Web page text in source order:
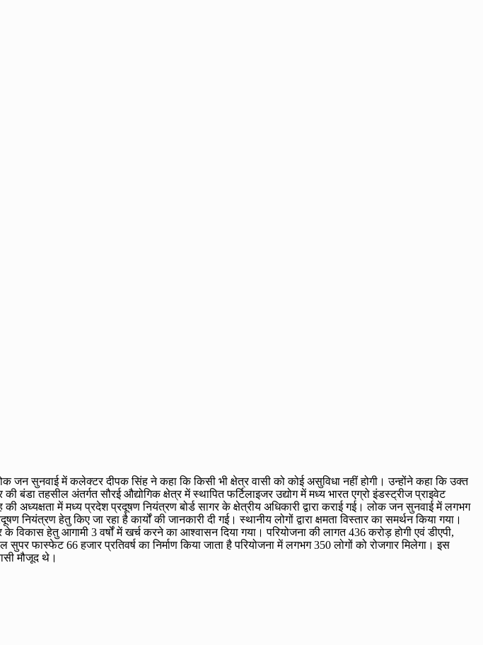
जन सुनवाई में कलेक्टर दीपक सिंह ने कहा कि किसी भी क्षेत्र वासी को कोई असुविधा नहीं होगी। उन्होंने कहा कि उक्त
तहसील अंतर्गत सौरई औद्योगिक क्षेत्र में स्थापित फर्टिलाइजर उद्योग में मध्य भारत एग्रो इंडस्ट्रीज प्राइवेट
अध्यक्षता में मध्य प्रदेश प्रदूषण नियंत्रण बोर्ड सागर के क्षेत्रीय अधिकारी द्वारा कराई गई। लोक जन सुनवाई में लगभग
हेतु किए जा रहा है कार्यों की जानकारी दी गई। स्थानीय लोगों द्वारा क्षमता विस्तार का समर्थन किया गया।
के विकास हेतु आगामी 3 वर्षों में खर्च करने का आश्वासन दिया गया। परियोजना की लागत 436 करोड़ होगी एवं डीएपी,
फास्फेट 66 हजार प्रतिवर्ष का निर्माण किया जाता है परियोजना में लगभग 350 लोगों को रोजगार मिलेगा। इस
मौजूद थे।